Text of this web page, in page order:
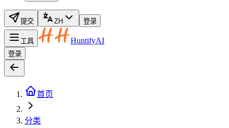
提交 ZH 登录
工具 HuntifyAI
登录
首页
分类